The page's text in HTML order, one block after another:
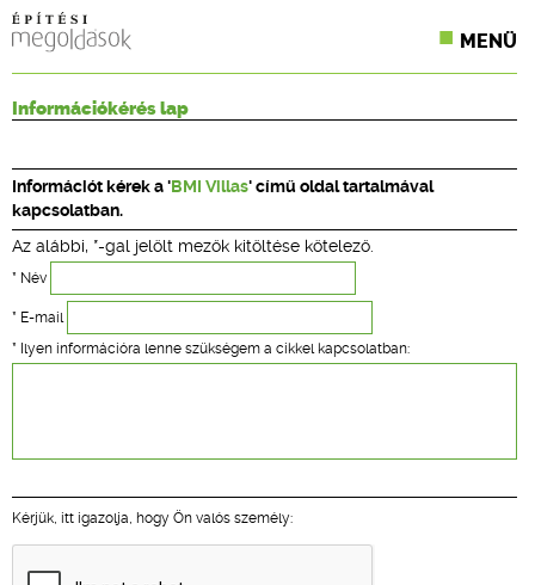
MENÜ
CPR TERMÉKKIÍRÁS
ÉPÍTÉSI JOG
ONLINE KÉPZÉSEK
TERVEZÉSI SEGÉDLETEK
Információkérés lap
Információt kérek a ' BMI Villas' című oldal tartalmával
kapcsolatban.
Az alábbi, *-gal jelölt mezők kitöltése kötelező.
* Név
* E-mail
* Ilyen információra lenne szükségem a cikkel kapcsolatban:
Kérjük, itt igazolja, hogy Ön valós személy: